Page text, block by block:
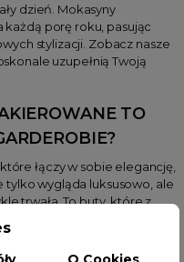
dzień. Mokasyny
porę roku, pasując
stylizacji. Zobacz nasze
uzupełnią Twoją
TO
łączy w sobie elegancję,
tylko wygląda luksusowo, ale
trwała. To buty, które z
stylizacji, od codziennych
różnorodności
mokasyny lakierowane,